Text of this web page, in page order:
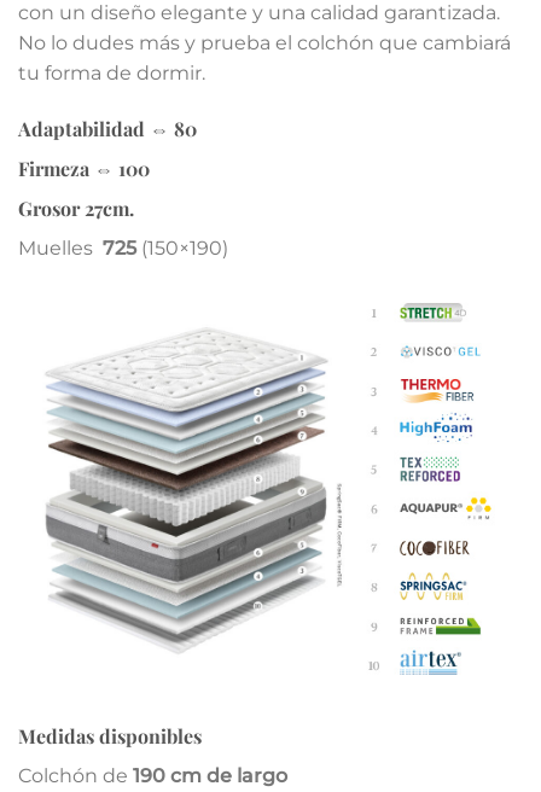
con un diseño elegante y una calidad garantizada.
No lo dudes más y prueba el colchón que cambiará
tu forma de dormir.
Adaptabilidad ⇔ 80
Firmeza ⇔ 100
Grosor27cm.
Muelles 725 (150×190)
Medidas disponibles
Colchón de 190 cm de largo